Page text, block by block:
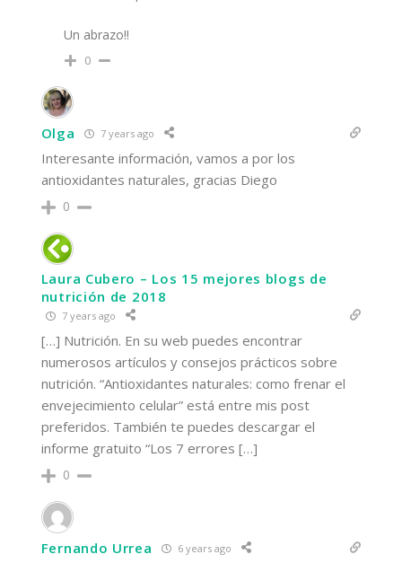
Un abrazo!!
0
Olga 7 years ago
Interesante información, vamos a por los
antioxidantes naturales, gracias Diego
0
Laura Cubero – Los 15 mejores blogs de
nutrición de 2018
7 years ago
[…] Nutrición. En su web puedes encontrar
numerosos artículos y consejos prácticos sobre
nutrición. “Antioxidantes naturales: como frenar el
envejecimiento celular” está entre mis post
preferidos. También te puedes descargar el
informe gratuito “Los 7 errores […]
0
Fernando Urrea 6 years ago